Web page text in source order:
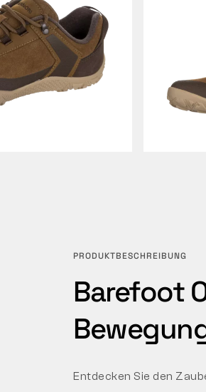
PRODUKTBESCHREIBUNG
Barefoot
Entdecken Sie den